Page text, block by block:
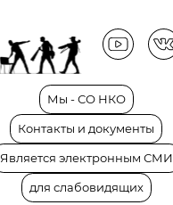
Мы - СО НКО
Контакты и документы
Является электронным СМИ
для слабовидящих